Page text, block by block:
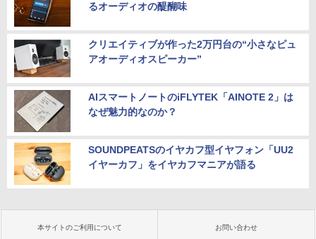
るオーディオの醍醐味
クリエイティブが作った2万円台の“小さなピュ
アオーディオスピーカー”
AIスマートノートのiFLYTEK「AINOTE 2」は
なぜ魅力的なのか？
SOUNDPEATSのイヤカフ型イヤフォン「UU2
イヤーカフ」をイヤカフマニアが語る
本サイトのご利用について お問い合わせ